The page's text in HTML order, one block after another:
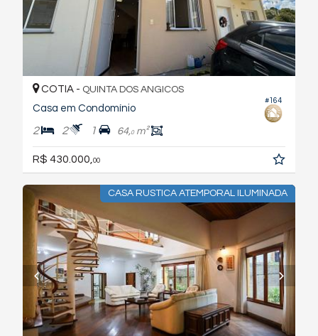
#164
COTIA - QUINTA DOS ANGICOS
Casa em Condomínio
2 2 1 64,0m²
R$ 430.000,00
CASA RUSTICA ATEMPORAL ILUMINADA